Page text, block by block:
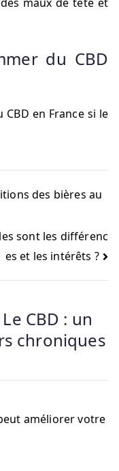
du CBD
en France si le
des bières au
sont les différenc
es et les intérêts ?
Le CBD : un
chroniques
améliorer votre